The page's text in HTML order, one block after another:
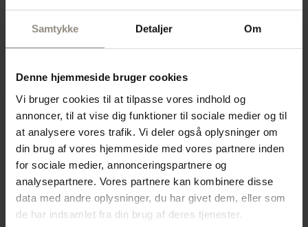
Samtykke Detaljer Om
Denne hjemmeside bruger cookies
Vi bruger cookies til at tilpasse vores indhold og
annoncer, til at vise dig funktioner til sociale medier og til
at analysere vores trafik. Vi deler også oplysninger om
din brug af vores hjemmeside med vores partnere inden
for sociale medier, annonceringspartnere og
analysepartnere. Vores partnere kan kombinere disse
data med andre oplysninger, du har givet dem, eller som
de har indsamlet fra din brug af deres tjenester.
Landpraksis
I vores landpraksis tilbyder vi omfattende
veterinærtjenester til produktionsbesætninger,
herunder sundhedstilsyn, sygdomsbehandling og
rådgivning om dyrevelfærd. Vi arbejder tæt sammen